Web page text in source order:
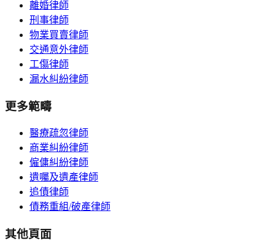
離婚律師
刑事律師
物業買賣律師
交通意外律師
工傷律師
漏水糾紛律師
更多範疇
醫療疏忽律師
商業糾紛律師
僱傭糾紛律師
遺囑及遺產律師
追債律師
債務重組/破產律師
其他頁面